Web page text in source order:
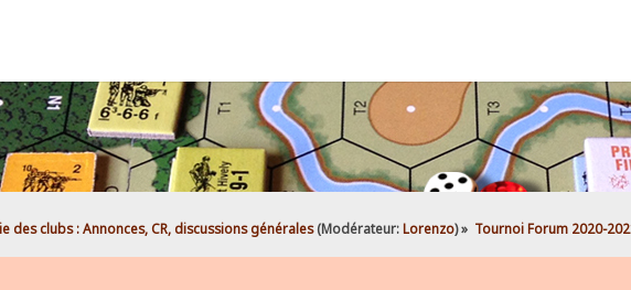
des clubs : Annonces, CR, discussions générales(Modérateur:Lorenzo) » Tournoi Forum 2020-